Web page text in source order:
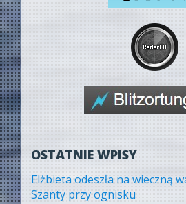
OSTATNIE WPISY
Elżbieta odeszła na wieczną
Szanty przy ognisku